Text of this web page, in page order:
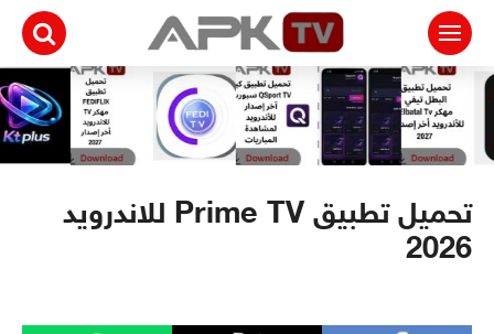
التجاوز
المحتوى
تحميل تطبيق Prime TV للاندرويد
2026